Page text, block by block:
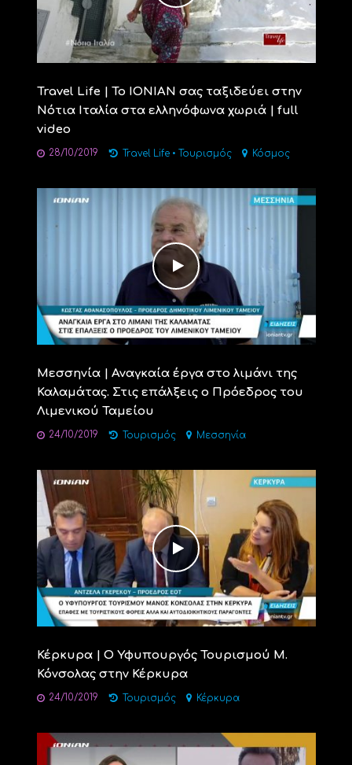
Travel Life | Το ΙΟΝΙΑΝ σας ταξιδεύει στην
Νότια Ιταλία στα ελληνόφωνα χωριά | full
video
28/10/2019 Travel Life • Τουρισμός Κόσμος
Μεσσηνία | Αναγκαία έργα στο λιμάνι της
Καλαμάτας. Στις επάλξεις ο Πρόεδρος του
Λιμενικού Ταμείου
24/10/2019 Τουρισμός Μεσσηνία
Κέρκυρα | Ο Υφυπουργός Τουρισμού Μ.
Κόνσολας στην Κέρκυρα
24/10/2019 Τουρισμός Κέρκυρα